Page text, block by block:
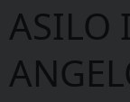
ASILO